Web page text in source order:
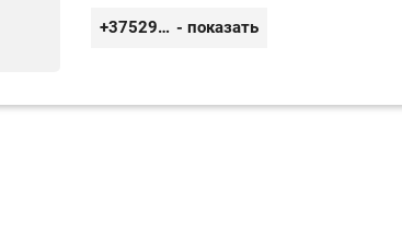
+375296523417 - показать